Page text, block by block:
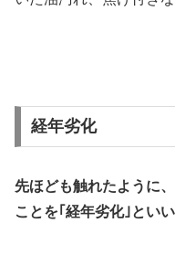
経年劣化
先ほども触れたように
ことを｢経年劣化｣といい